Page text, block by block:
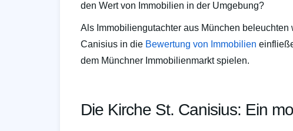
den Wert von Immobilien in der Umgebung?
Als Immobiliengutachter aus München
Canisius in die Bewertung von Immobilien
dem Münchner Immobilienmarkt spielen.
Die Kirche St. Canisius: Ein